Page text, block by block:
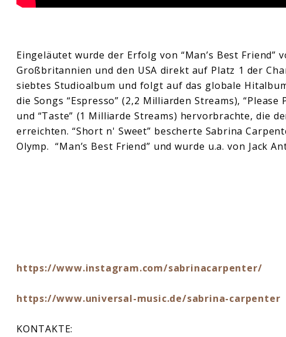
Eingeläutet wurde der Erfolg von “Man’s Best Friend”
Großbritannien und den USA direkt auf Platz 1 der
siebtes Studioalbum und folgt auf das globale
die Songs “Espresso” (2,2 Milliarden Streams),
und “Taste” (1 Milliarde Streams) hervorbrachte, die
erreichten. “Short n' Sweet” bescherte Sabrina
Olymp. “Man’s Best Friend” und wurde u.a. von Jack
https://www.instagram.com/sabrinacarpenter/
https://www.universal-music.de/sabrina-carpenter
KONTAKTE: